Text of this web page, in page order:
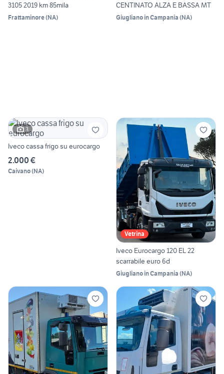
3105 2019 km 85mila
Frattaminore(NA)
CENTINATO ALZA E BASSA MT
Giugliano in Campania (NA)
3
Iveco cassa frigo su eurocargo
2.000 €
Caivano(NA)
Vetrina
Iveco Eurocargo 120 EL 22
scarrabile euro 6d
Giugliano in Campania (NA)